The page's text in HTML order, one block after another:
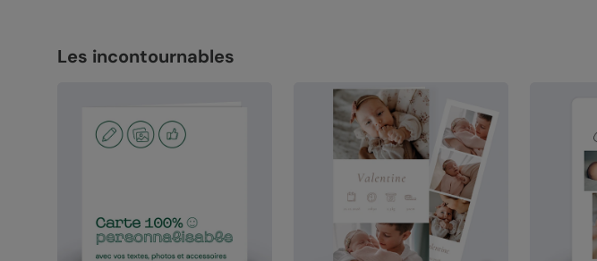
Les incontournables